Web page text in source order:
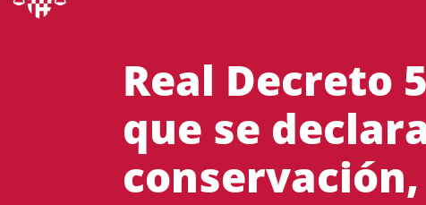
Real Decreto
que se
conservación,